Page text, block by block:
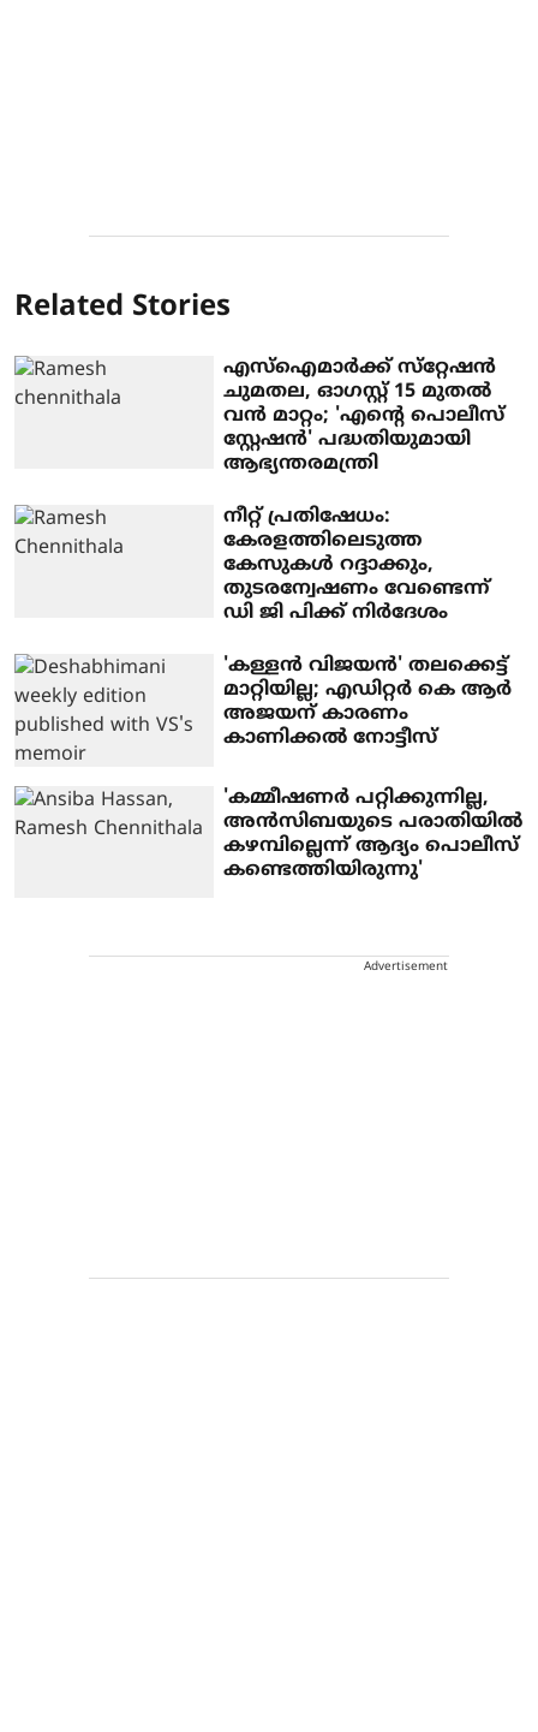
Related Stories
എസ്‌ഐമാര്‍ക്ക് സ്‌റ്റേഷന്‍
ചുമതല, ഓഗസ്റ്റ് 15 മുതല്‍
വന്‍ മാറ്റം; 'എന്റെ പൊലീസ്
സ്റ്റേഷന്‍' പദ്ധതിയുമായി
ആഭ്യന്തരമന്ത്രി
നീറ്റ് പ്രതിഷേധം:
കേരളത്തിലെടുത്ത
കേസുകൾ റദ്ദാക്കും,
തുടരന്വേഷണം വേണ്ടെന്ന്
ഡി ജി പിക്ക് നിർദേശം
'കള്ളന്‍ വിജയന്‍' തലക്കെട്ട്
മാറ്റിയില്ല; എഡിറ്റര്‍ കെ ആര്‍
അജയന് കാരണം
കാണിക്കല്‍ നോട്ടീസ്
'കമ്മീഷണര്‍ പറ്റിക്കുന്നില്ല,
അന്‍സിബയുടെ പരാതിയില്‍
കഴമ്പില്ലെന്ന് ആദ്യം പൊലീസ്
കണ്ടെത്തിയിരുന്നു'
Advertisement